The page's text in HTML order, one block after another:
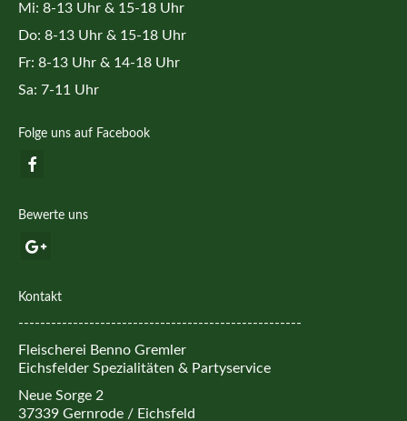
Mi: 8-13 Uhr & 15-18 Uhr
Do: 8-13 Uhr & 15-18 Uhr
Fr: 8-13 Uhr & 14-18 Uhr
Sa: 7-11 Uhr
Folge uns auf Facebook
Bewerte uns
Kontakt
----------------------------------------------------
Fleischerei Benno Gremler
Eichsfelder Spezialitäten & Partyservice
Neue Sorge 2
37339 Gernrode / Eichsfeld